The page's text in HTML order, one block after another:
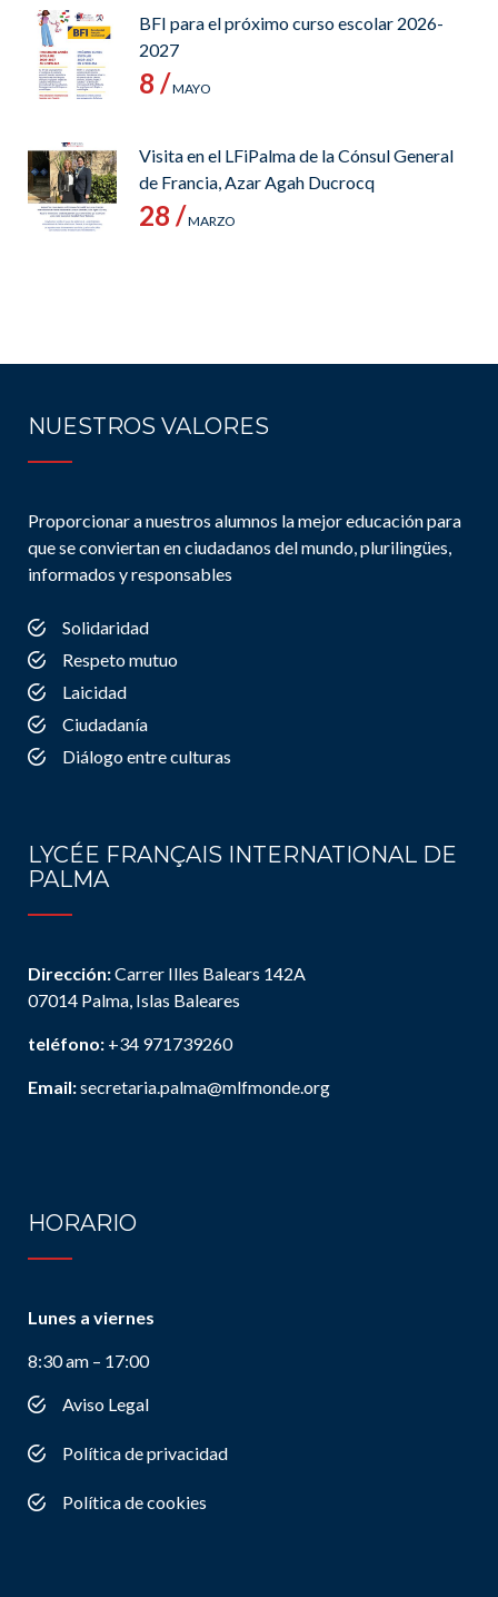
BFI para el próximo curso escolar 2026-
2027
8 /MAYO
Visita en el LFiPalma de la Cónsul General
de Francia, Azar Agah Ducrocq
28 /MARZO
NUESTROS VALORES
Proporcionar a nuestros alumnos la mejor educación para
que se conviertan en ciudadanos del mundo, plurilingües,
informados y responsables
Solidaridad
Respeto mutuo
Laicidad
Ciudadanía
Diálogo entre culturas
LYCÉE FRANÇAIS INTERNATIONAL DE
PALMA
Dirección:Carrer Illes Balears 142A
07014 Palma, Islas Baleares
teléfono: +34 971739260
Email:secretaria.palma@mlfmonde.org
HORARIO
Lunes a viernes
8:30 am – 17:00
Aviso Legal
Política de privacidad
Política de cookies